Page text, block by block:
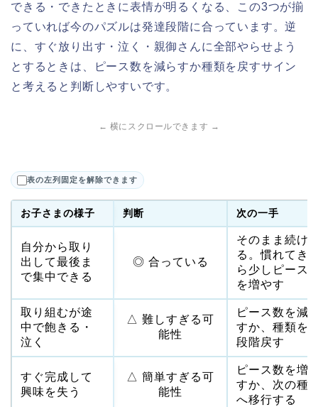
できる・できたときに表情が明るくなる、この3つが揃
っていれば今のパズルは発達段階に合っています。逆
に、すぐ放り出す・泣く・親御さんに全部やらせよう
とするときは、ピース数を減らすか種類を戻すサイン
と考えると判断しやすいです。
← 横にスクロールできます →
表の左列固定を解除できます
お子さまの様子 判断 次の一手
自分から取り
出して最後ま
で集中できる
◎ 合っている
そのまま続け
る。慣れてき
ら少しピース
を増やす
取り組むが途
中で飽きる・
泣く
△ 難しすぎる可
能性
ピース数を減
すか、種類を
段階戻す
すぐ完成して
興味を失う
△ 簡単すぎる可
能性
ピース数を増
すか、次の種
へ移行する